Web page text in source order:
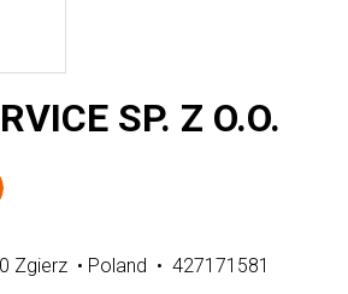
SP. Z O.O.
e-mail
Zgierz • Poland • 427171581